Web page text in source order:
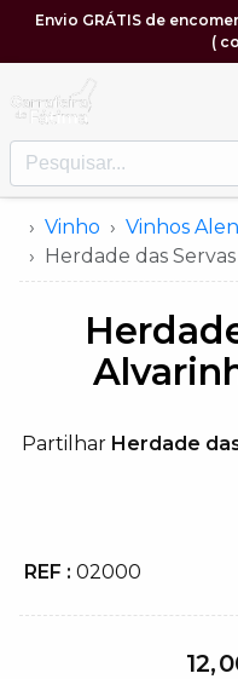
Envio GRÁTIS de
(
Vinho
Vinhos
Herdade das
Partilhar Herdade
REF : 02000
12,